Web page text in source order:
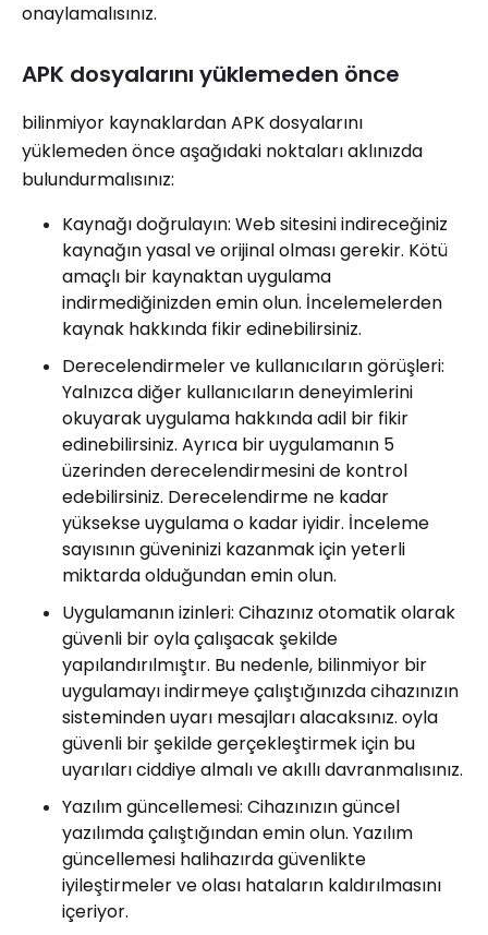
onaylamalısınız.
APK dosyalarını yüklemeden önce
bilinmiyor kaynaklardan APK dosyalarını
yüklemeden önce aşağıdaki noktaları aklınızda
bulundurmalısınız:
Kaynağı doğrulayın: Web sitesini indireceğiniz
kaynağın yasal ve orijinal olması gerekir. Kötü
amaçlı bir kaynaktan uygulama
indirmediğinizden emin olun. İncelemelerden
kaynak hakkında fikir edinebilirsiniz.
Derecelendirmeler ve kullanıcıların görüşleri:
Yalnızca diğer kullanıcıların deneyimlerini
okuyarak uygulama hakkında adil bir fikir
edinebilirsiniz. Ayrıca bir uygulamanın 5
üzerinden derecelendirmesini de kontrol
edebilirsiniz. Derecelendirme ne kadar
yüksekse uygulama o kadar iyidir. İnceleme
sayısının güveninizi kazanmak için yeterli
miktarda olduğundan emin olun.
Uygulamanın izinleri: Cihazınız otomatik olarak
güvenli bir oyla çalışacak şekilde
yapılandırılmıştır. Bu nedenle, bilinmiyor bir
uygulamayı indirmeye çalıştığınızda cihazınızın
sisteminden uyarı mesajları alacaksınız. oyla
güvenli bir şekilde gerçekleştirmek için bu
uyarıları ciddiye almalı ve akıllı davranmalısınız.
Yazılım güncellemesi: Cihazınızın güncel
yazılımda çalıştığından emin olun. Yazılım
güncellemesi halihazırda güvenlikte
iyileştirmeler ve olası hataların kaldırılmasını
içeriyor.